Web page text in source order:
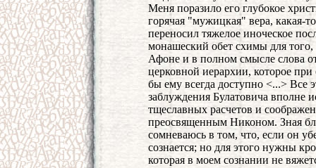
Меня поразило его глубокое
горячая "мужицкая" вера, какая-
переносил тяжелое иноческое
монашеский обет схимы для
Афоне и в полном смысле слова
церковной иерархии, которое
бы ему всегда доступно <...> Все
заблуждения Булатовича
тщеславных расчетов и
преосвященным Никоном. Зная
сомневаюсь в том, что, если он
сознается; но для этого нужны
которая в моем сознании не